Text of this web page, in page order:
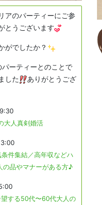
アのパーティーにご参
とうございます
がでしたか？
ーティーとのことで
した
ありがとうござ
大人真剣婚活
件集結／高年収などハ
の品やマナーがある方♪
する50代〜60代大人の